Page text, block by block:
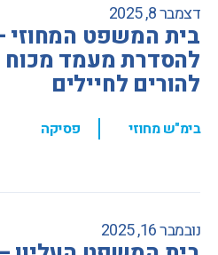
דצמבר 8, 2025
בית המשפט המחוזי
להסדרת מעמד מכוח
להורים לחיילים
בימ"ש מחוזי , פסיקה
נובמבר 16, 2025